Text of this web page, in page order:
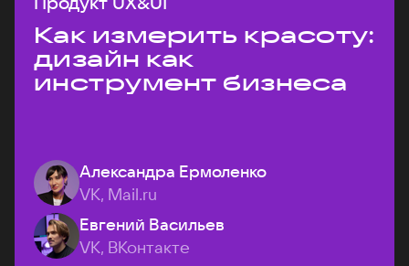
Как измерить красоту:
дизайн как
инструмент бизнеса
Александра Ермоленко
VK, Mail.ru
Евгений Васильев
VK, ВКонтакте